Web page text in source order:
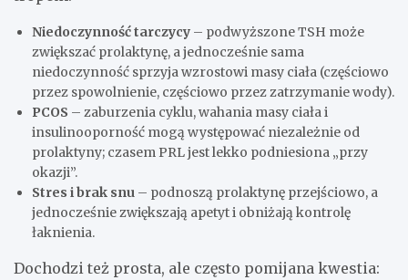
Niedoczynność tarczycy – podwyższone TSH może
zwiększać prolaktynę, a jednocześnie sama
niedoczynność sprzyja wzrostowi masy ciała (częściowo
przez spowolnienie, częściowo przez zatrzymanie wody).
PCOS – zaburzenia cyklu, wahania masy ciała i
insulinooporność mogą występować niezależnie od
prolaktyny; czasem PRL jest lekko podniesiona „przy
okazji”.
Stres i brak snu – podnoszą prolaktynę przejściowo, a
jednocześnie zwiększają apetyt i obniżają kontrolę
łaknienia.
Dochodzi też prosta, ale często pomijana kwestia: